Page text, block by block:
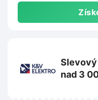
Slevový
nad 3